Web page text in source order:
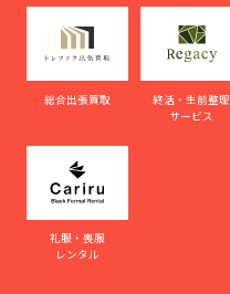
総合出張買取
終活・生前整理
サービス
礼服・喪服
レンタル